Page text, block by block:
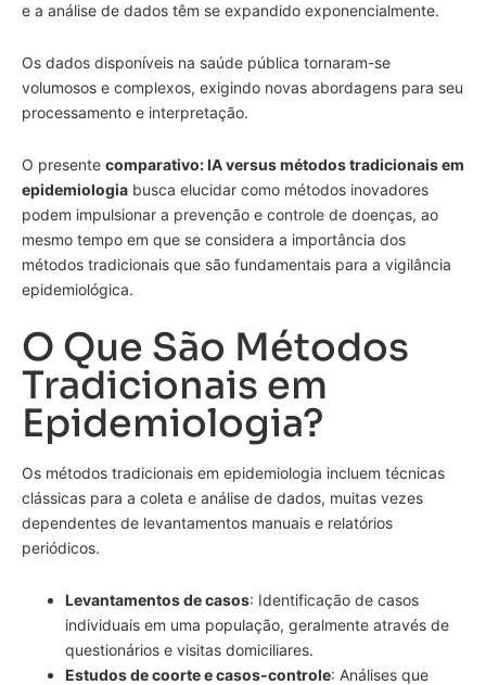
e a análise de dados têm se expandido exponencialmente.
Os dados disponíveis na saúde pública tornaram-se
volumosos e complexos, exigindo novas abordagens para seu
processamento e interpretação.
O presente comparativo: IA versus métodos tradicionais em
epidemiologia busca elucidar como métodos inovadores
podem impulsionar a prevenção e controle de doenças, ao
mesmo tempo em que se considera a importância dos
métodos tradicionais que são fundamentais para a vigilância
epidemiológica.
O Que São Métodos
Tradicionais em
Epidemiologia?
Os métodos tradicionais em epidemiologia incluem técnicas
clássicas para a coleta e análise de dados, muitas vezes
dependentes de levantamentos manuais e relatórios
periódicos.
Levantamentos de casos: Identificação de casos
individuais em uma população, geralmente através de
questionários e visitas domiciliares.
Estudos de coorte e casos-controle: Análises que